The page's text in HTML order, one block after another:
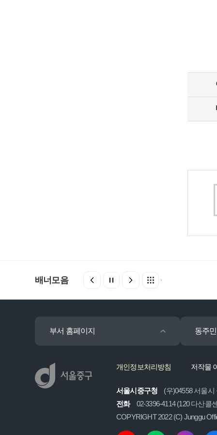
배너모음
부서 홈페이지 동주
개인정보처리방침 저작물
서울시중구청
(우)04558 서울
전화
02-3396-4114 (120 다산콜
COPYRIGHT 2022 (C) Junggu